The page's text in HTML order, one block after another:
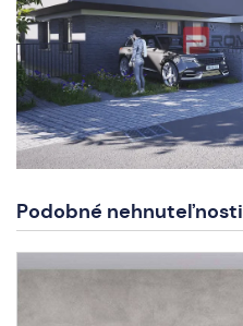
Podobné nehnuteľnosti